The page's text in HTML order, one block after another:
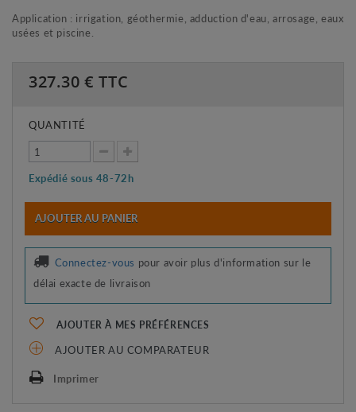
Application : irrigation, géothermie, adduction d'eau, arrosage, eaux
usées et piscine.
327.30 € TTC
QUANTITÉ
Expédié sous 48-72h
AJOUTER AU PANIER
Connectez-vous pour avoir plus d'information sur le
délai exacte de livraison
AJOUTER À MES PRÉFÉRENCES
AJOUTER AU COMPARATEUR
Imprimer